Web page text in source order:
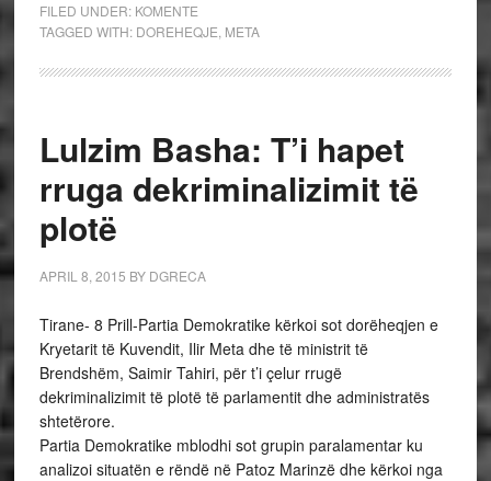
FILED UNDER: KOMENTE
TAGGED WITH: DOREHEQJE META
Lulzim Basha: T’i hapet
rruga dekriminalizimit të
plotë
APRIL 8, 2015 BY DGRECA
Tirane- 8 Prill-Partia Demokratike kërkoi sot dorëheqjen e
Kryetarit të Kuvendit, Ilir Meta dhe të ministrit të
Brendshëm, Saimir Tahiri, për t’i çelur rrugë
dekriminalizimit të plotë të parlamentit dhe administratës
shtetërore.
Partia Demokratike mblodhi sot grupin paralamentar ku
analizoi situatën e rëndë në Patoz Marinzë dhe kërkoi nga